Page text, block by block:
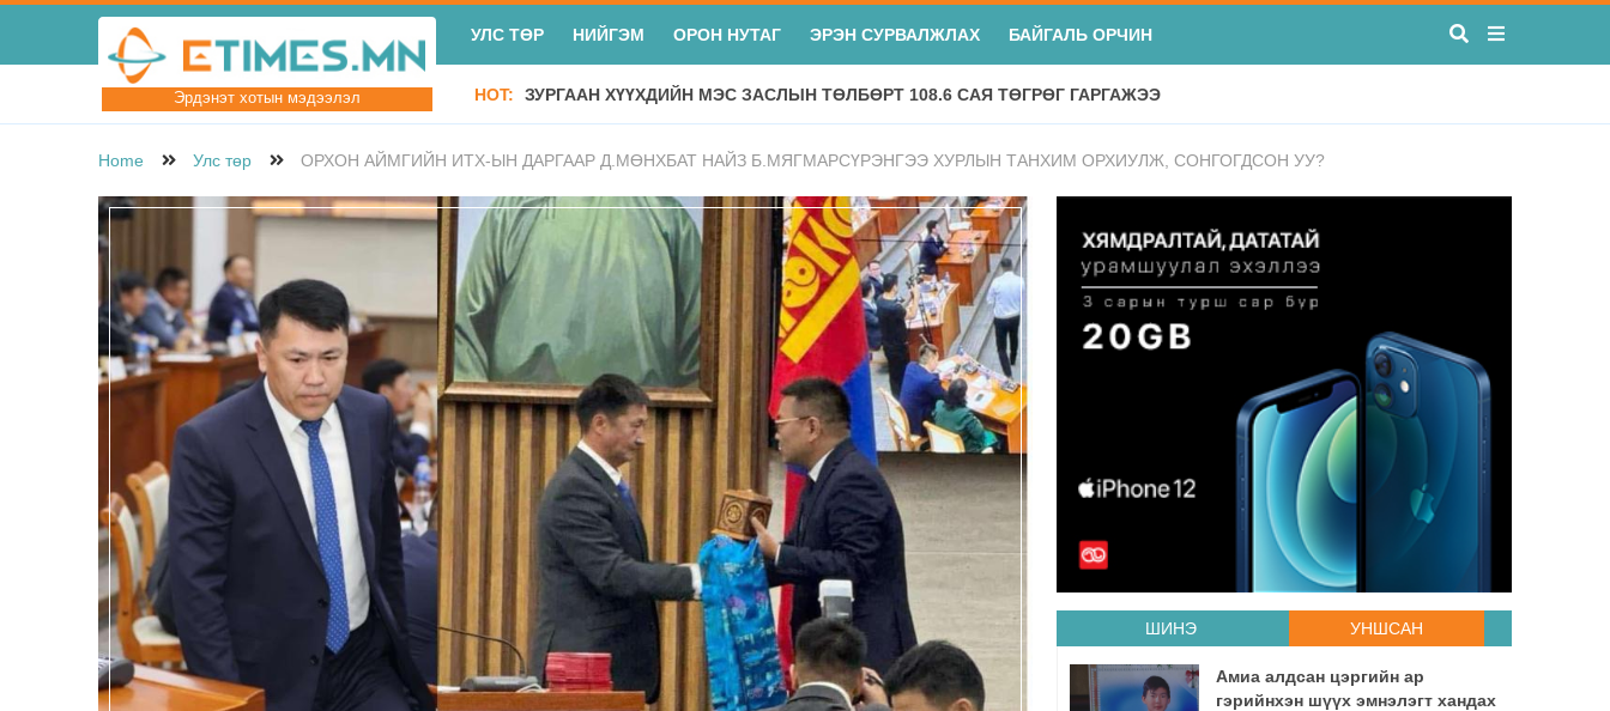
Эрдэнэт хотын мэдээлэл
УЛС ТӨР НИЙГЭМ ОРОН НУТАГ ЭРЭН СУРВАЛЖЛАХ БАЙГАЛЬ ОРЧИН
HOT: ЗУРГААН ХҮҮХДИЙН МЭС ЗАСЛЫН ТӨЛБӨРТ 108.6 САЯ ТӨГРӨГ ГАРГАЖЭЭ
Home Улс төр ОРХОН АЙМГИЙН ИТХ-ЫН ДАРГААР Д.МӨНХБАТ НАЙЗ Б.МЯГМАРСҮРЭНГЭЭ ХУРЛЫН ТАНХИМ ОРХИУЛЖ, СОНГОГДСОН УУ?
ШИНЭ УНШСАН
Амиа алдсан цэргийн ар
гэрийнхэн шүүх эмнэлэгт хандах